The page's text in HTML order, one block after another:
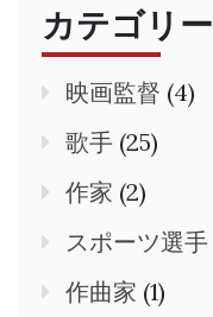
カテゴリー
映画監督 (4)
歌手 (25)
作家 (2)
スポーツ選手
作曲家 (1)